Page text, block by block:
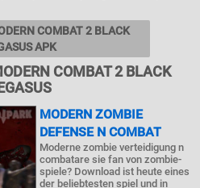
COMBAT 2 BLACK
APK
COMBAT 2 BLACK
MODERN ZOMBIE
DEFENSE N COMBAT
Moderne zombie verteidigung n
combatare sie fan von zombie-
spiele? Download ist heute eines
der beliebtesten spiel und in